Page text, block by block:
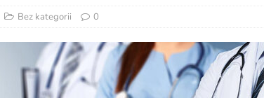
Bez kategorii 0